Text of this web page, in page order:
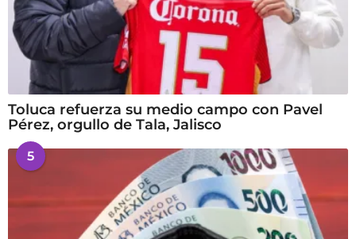
Toluca refuerza su medio campo con Pavel
Pérez, orgullo de Tala, Jalisco
5